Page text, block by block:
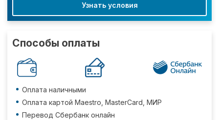
Узнать условия
Способы оплаты
Оплата наличными
Оплата картой Maestro, MasterCard, МИР
Перевод Сбербанк онлайн